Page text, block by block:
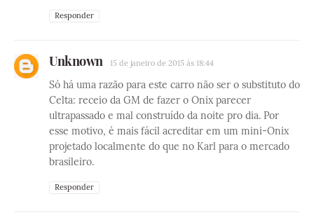
Responder
Unknown 15 de janeiro de 2015 às 18:44
Só há uma razão para este carro não ser o substituto do
Celta: receio da GM de fazer o Onix parecer
ultrapassado e mal construído da noite pro dia. Por
esse motivo, é mais fácil acreditar em um mini-Onix
projetado localmente do que no Karl para o mercado
brasileiro.
Responder